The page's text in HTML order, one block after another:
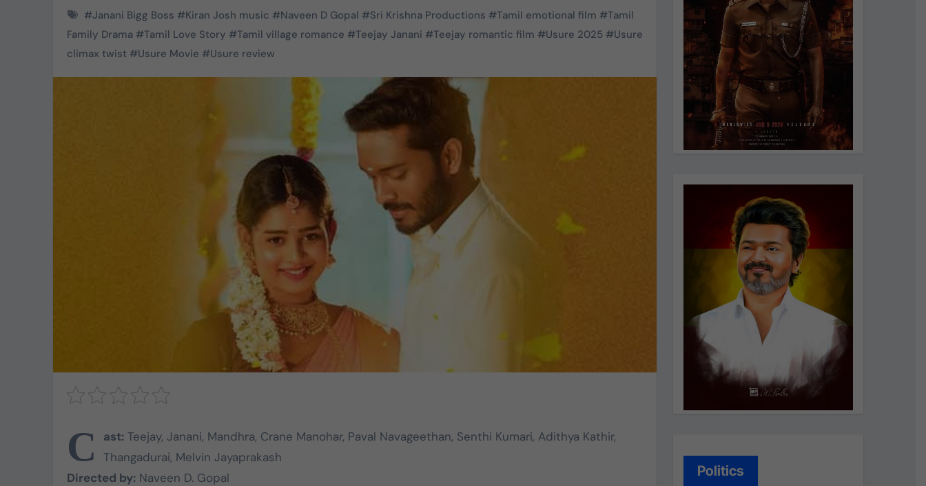
#Janani Bigg Boss #Kiran Josh music #Naveen D Gopal #Sri Krishna Productions #Tamil emotional film #Tamil
Family Drama#Tamil Love Story #Tamil village romance #Teejay Janani #Teejay romantic film #Usure 2025 #Usure
climax twist #Usure Movie #Usure review
C ast:Teejay, Janani, Mandhra, Crane Manohar, Paval Navageethan, Senthi Kumari, Adithya Kathir,
Thangadurai, Melvin Jayaprakash
Directed by:Naveen D. Gopal
Politics